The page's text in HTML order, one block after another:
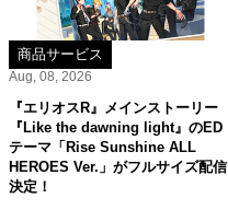
商品サービス
Aug, 08, 2026
『エリオスR』メインストーリー
『Like the dawning light』のED
テーマ「Rise Sunshine ALL
HEROES Ver.」がフルサイズ配信
決定！